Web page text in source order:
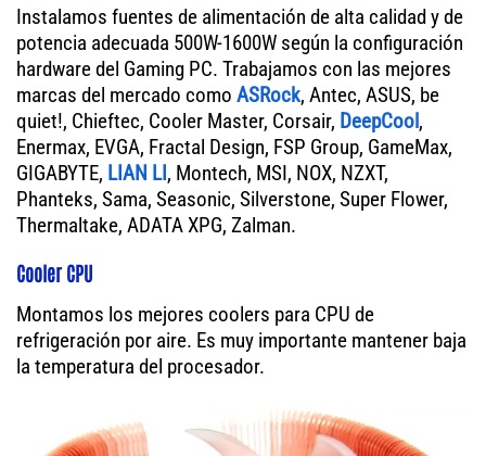
Instalamos fuentes de alimentación de alta calidad y de
potencia adecuada 500W-1600W según la configuración
hardware del Gaming PC. Trabajamos con las mejores
marcas del mercado como ASRock, Antec, ASUS, be
quiet!, Chieftec, Cooler Master, Corsair, DeepCool,
Enermax, EVGA, Fractal Design, FSP Group, GameMax,
GIGABYTE, LIAN LI, Montech, MSI, NOX, NZXT,
Phanteks, Sama, Seasonic, Silverstone, Super Flower,
Thermaltake, ADATA XPG, Zalman.
Cooler CPU
Montamos los mejores coolers para CPU de
refrigeración por aire. Es muy importante mantener baja
la temperatura del procesador.